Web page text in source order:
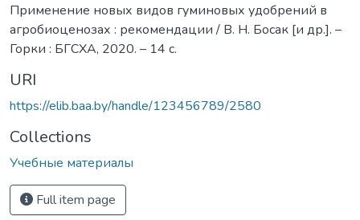
Применение новых видов гуминовых удобрений в
агробиоценозах : рекомендации / В. Н. Босак [и др.]. –
Горки : БГСХА, 2020. – 14 с.
URI
https://elib.baa.by/handle/123456789/2580
Collections
Учебные материалы
Full item page